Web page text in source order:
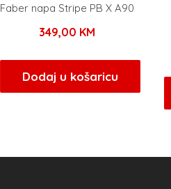
Faber napa Stripe PB X A90
349,00 KM
Dodaj u košaricu